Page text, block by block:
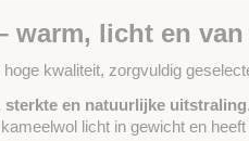
warm, licht en
kwaliteit, zorgvuldig
sterkte en natuurlijke uitstraling
licht in gewicht en